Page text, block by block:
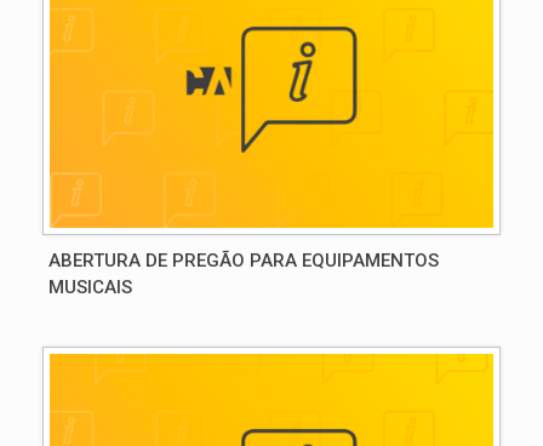
ABERTURA DE PREGÃO PARA EQUIPAMENTOS
MUSICAIS